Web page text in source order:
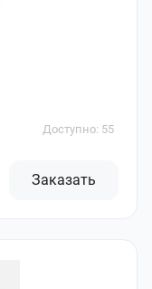
Доступно: 55
Заказать